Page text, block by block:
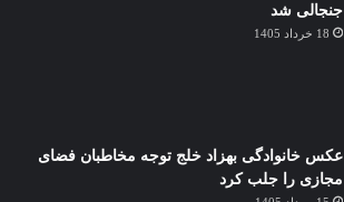
جنجالی شد
18 خرداد 1405
عکس خانوادگی بهزاد خلج توجه مخاطبان فضای
مجازی را جلب کرد